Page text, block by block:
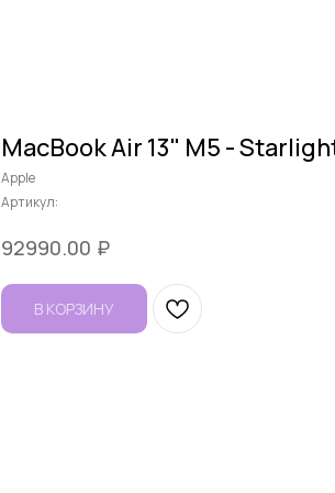
MacBook Air 13" M5 -
Apple
Артикул:
92990.00 ₽
В КОРЗИНУ